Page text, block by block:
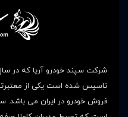
تاسیس شده است یکی از
فروش خودرو در ایران می باشد.